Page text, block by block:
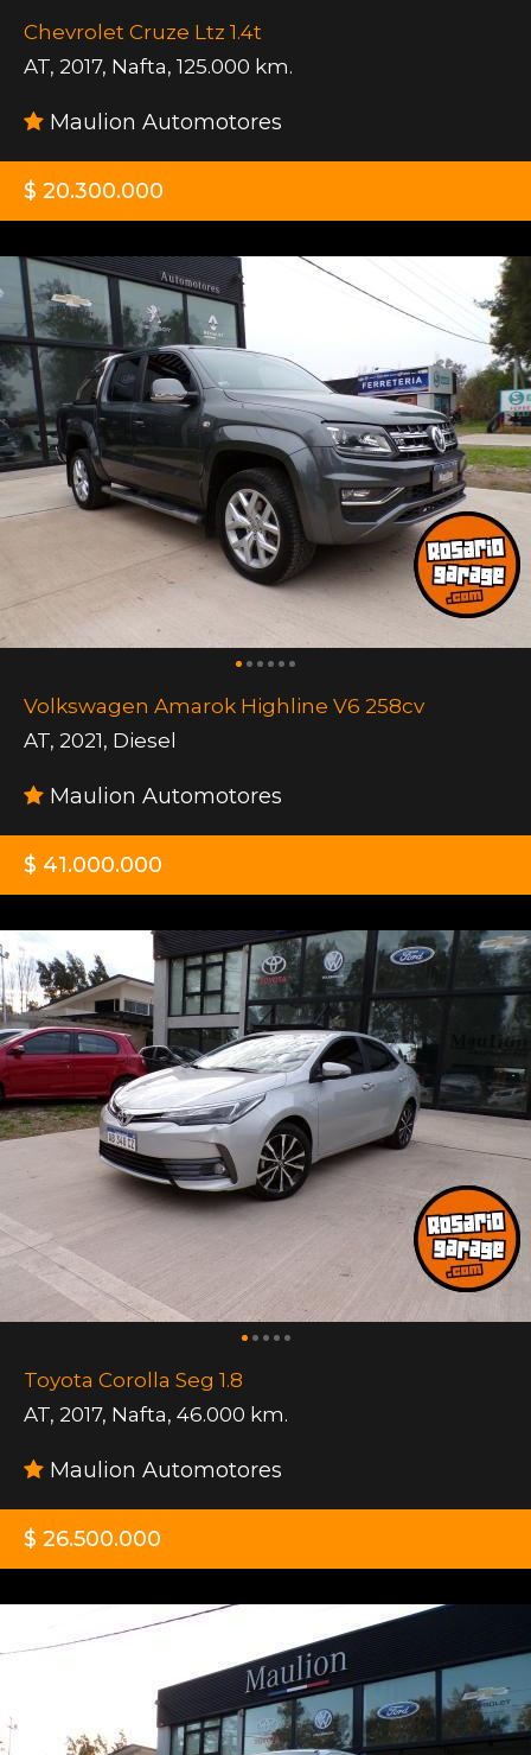
Chevrolet Cruze Ltz 1.4t
AT, 2017, Nafta, 125.000 km.
Maulion Automotores
$ 20.300.000
Volkswagen Amarok Highline V6 258cv
AT, 2021, Diesel
Maulion Automotores
$ 41.000.000
Toyota Corolla Seg 1.8
AT, 2017, Nafta, 46.000 km.
Maulion Automotores
$ 26.500.000